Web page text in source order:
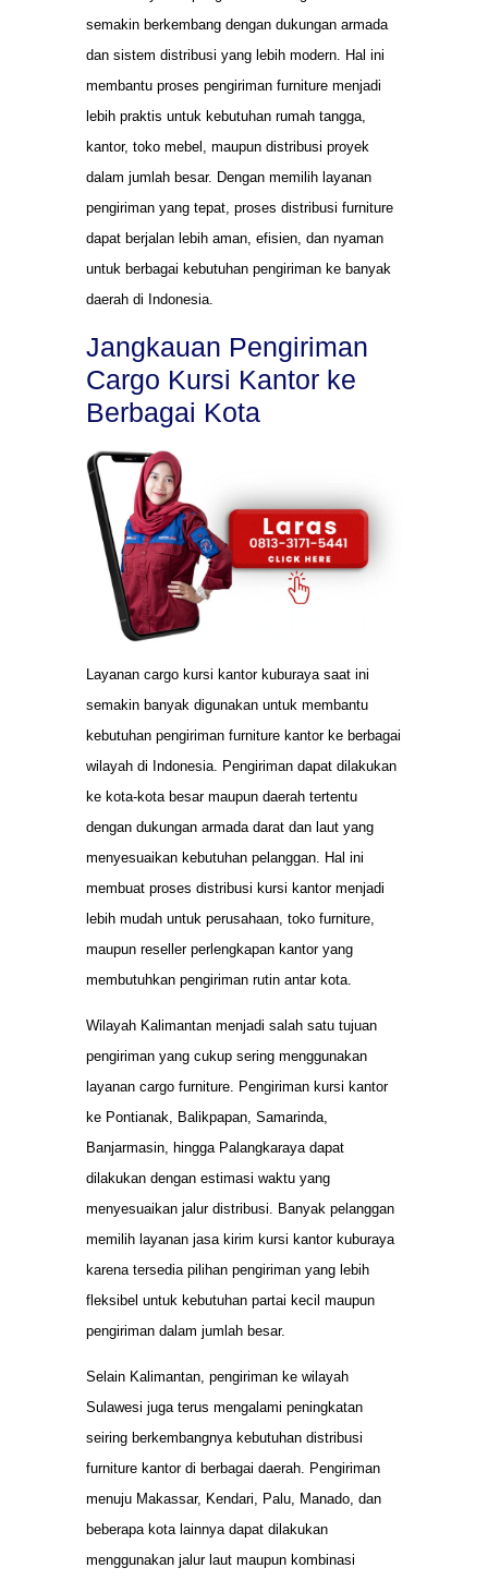
semakin berkembang dengan dukungan armada
dan sistem distribusi yang lebih modern. Hal ini
membantu proses pengiriman furniture menjadi
lebih praktis untuk kebutuhan rumah tangga,
kantor, toko mebel, maupun distribusi proyek
dalam jumlah besar. Dengan memilih layanan
pengiriman yang tepat, proses distribusi furniture
dapat berjalan lebih aman, efisien, dan nyaman
untuk berbagai kebutuhan pengiriman ke banyak
daerah di Indonesia.
Jangkauan Pengiriman
Cargo Kursi Kantor ke
Berbagai Kota
Layanan cargo kursi kantor kuburaya saat ini
semakin banyak digunakan untuk membantu
kebutuhan pengiriman furniture kantor ke berbagai
wilayah di Indonesia. Pengiriman dapat dilakukan
ke kota-kota besar maupun daerah tertentu
dengan dukungan armada darat dan laut yang
menyesuaikan kebutuhan pelanggan. Hal ini
membuat proses distribusi kursi kantor menjadi
lebih mudah untuk perusahaan, toko furniture,
maupun reseller perlengkapan kantor yang
membutuhkan pengiriman rutin antar kota.
Wilayah Kalimantan menjadi salah satu tujuan
pengiriman yang cukup sering menggunakan
layanan cargo furniture. Pengiriman kursi kantor
ke Pontianak, Balikpapan, Samarinda,
Banjarmasin, hingga Palangkaraya dapat
dilakukan dengan estimasi waktu yang
menyesuaikan jalur distribusi. Banyak pelanggan
memilih layanan jasa kirim kursi kantor kuburaya
karena tersedia pilihan pengiriman yang lebih
fleksibel untuk kebutuhan partai kecil maupun
pengiriman dalam jumlah besar.
Selain Kalimantan, pengiriman ke wilayah
Sulawesi juga terus mengalami peningkatan
seiring berkembangnya kebutuhan distribusi
furniture kantor di berbagai daerah. Pengiriman
menuju Makassar, Kendari, Palu, Manado, dan
beberapa kota lainnya dapat dilakukan
menggunakan jalur laut maupun kombinasi